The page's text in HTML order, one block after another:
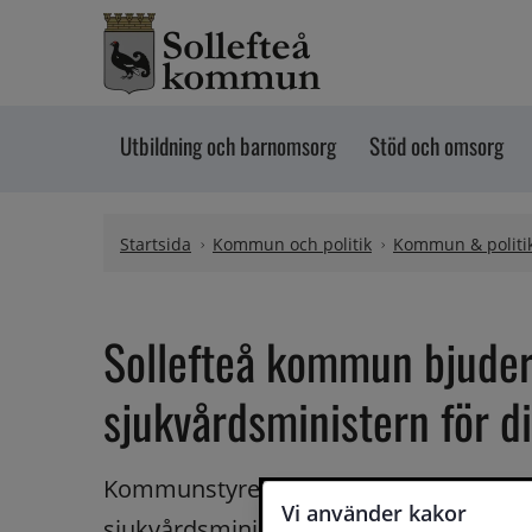
Vi använder kakor
Hoppa till innehåll
Utbildning och barnomsorg Stöd och omsorg
Startsida Kommun och politik Kommun &
Sollefteå kommun
sjukvårdsministern för
Kommunstyrelsens ordförande